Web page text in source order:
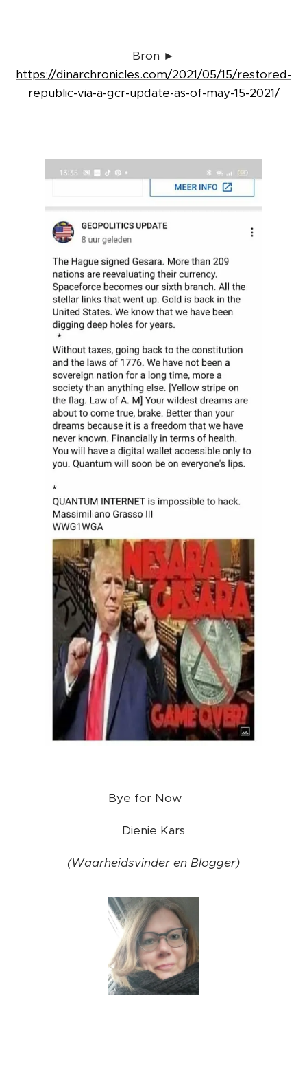
Bron ►
https://dinarchronicles.com/2021/05/15/restored-
republic-via-a-gcr-update-as-of-may-15-2021/
Bye for Now ❤️
Dienie Kars
(Waarheidsvinder en Blogger)